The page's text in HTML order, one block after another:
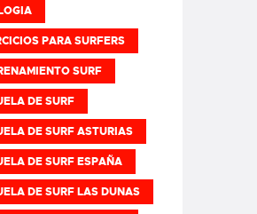
PARA SURFERS
SURF
DE SURF
DE SURF ASTURIAS
DE SURF ESPAÑA
DE SURF LAS DUNAS